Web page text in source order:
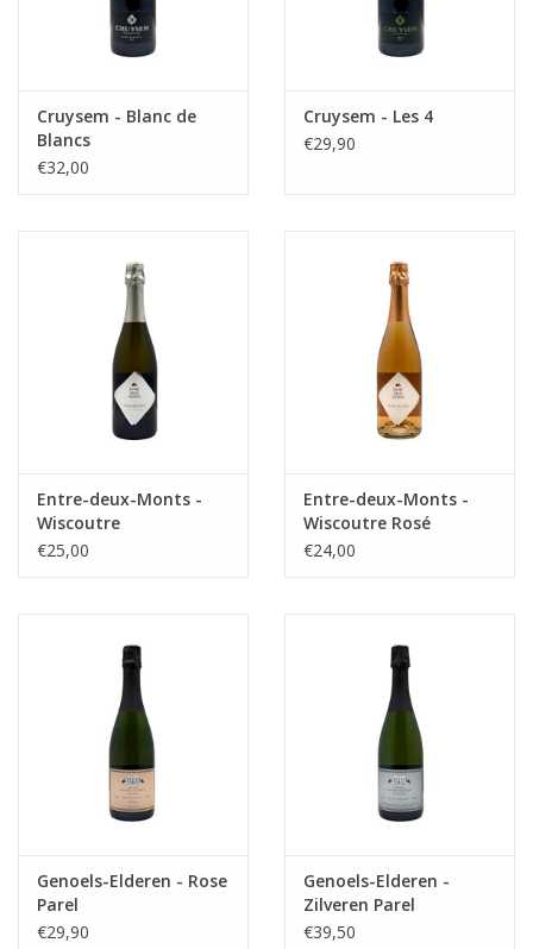
Cruysem - Blanc de
Blancs
€32,00
Cruysem - Les 4
€29,90
Entre-deux-Monts -
Wiscoutre
€25,00
Entre-deux-Monts -
Wiscoutre Rosé
€24,00
Genoels-Elderen - Rose
Parel
€29,90
Genoels-Elderen -
Zilveren Parel
€39,50